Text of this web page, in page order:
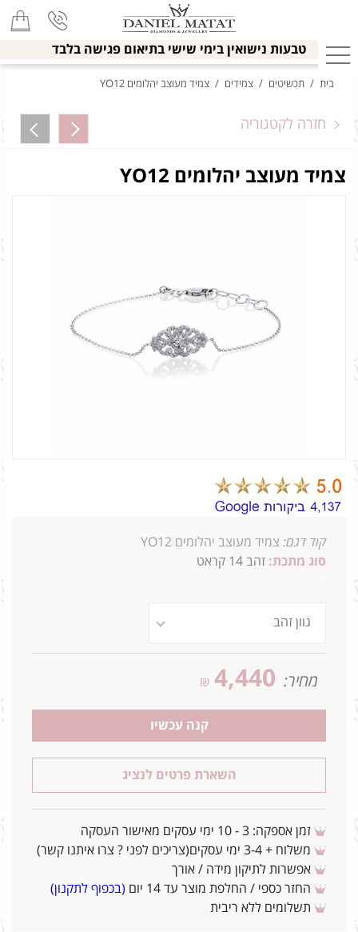
טבעות נישואין בימי שישי בתיאום פגישה בלבד
בית / תכשיטים / צמידים / צמיד מעוצב יהלומים YO12
חזרה לקטגוריה
צמיד מעוצב יהלומים YO12
קוד דגם: צמיד מעוצב יהלומים YO12
סוג מתכת: זהב 14 קראט
מחיר: 4,440
₪
קנה עכשיו
השארת פרטים לנציג
זמן אספקה: 3 - 10 ימי עסקים מאישור העסקה
משלוח + 3-4 ימי עסקים(צריכים לפני ? צרו איתנו קשר)
אפשרות לתיקון מידה / אורך
החזר כספי / החלפת מוצר עד 14 יום
(בכפוף לתקנון)
תשלומים ללא ריבית